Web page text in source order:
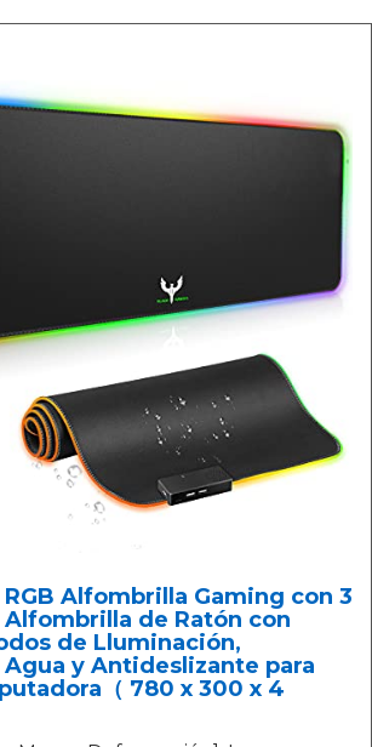
Alfombrilla Gaming con 3
Alfombrilla de Ratón con
de Lluminación,
y Antideslizante para
（ 780 x 300 x 4